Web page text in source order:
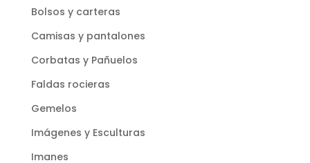
Bolsos y carteras
Camisas y pantalones
Corbatas y Pañuelos
Faldas rocieras
Gemelos
Imágenes y Esculturas
Imanes